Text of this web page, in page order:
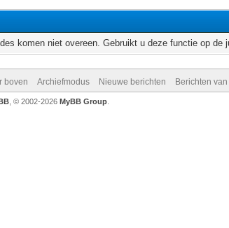
komen niet overeen. Gebruikt u deze functie op de
boven Archiefmodus Nieuwe berichten Berichten
, © 2002-2026 MyBB Group.